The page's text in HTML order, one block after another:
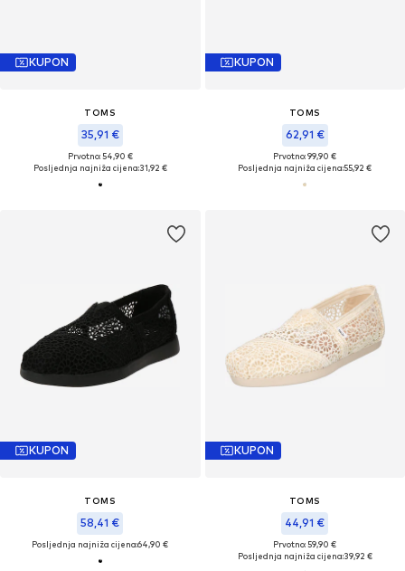
KUPON
TOMS
35,91 €
Prvotno: 54,90 €
Posljednja najniža cijena:31,92 €
KUPON
TOMS
62,91 €
Prvotno: 99,90 €
Posljednja najniža cijena:55,92 €
KUPON
TOMS
58,41 €
Posljednja najniža cijena:64,90 €
KUPON
TOMS
44,91 €
Prvotno: 59,90 €
Posljednja najniža cijena:39,92 €